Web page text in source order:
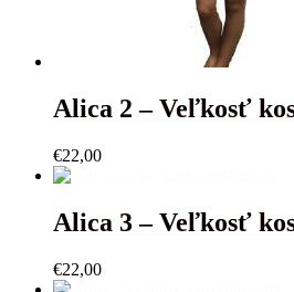
Alica 2 – Veľkosť
€22,00
Alica 3 – Veľkosť
€22,00